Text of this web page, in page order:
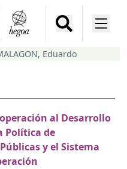
Eduardo
al Desarrollo
Política de
y el Sistema